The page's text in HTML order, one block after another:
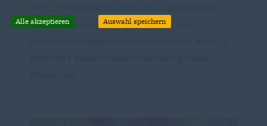
#schlossuntergröningen #kunst
Alle akzeptieren Auswahl speichern